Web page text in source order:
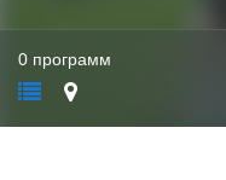
0 программ